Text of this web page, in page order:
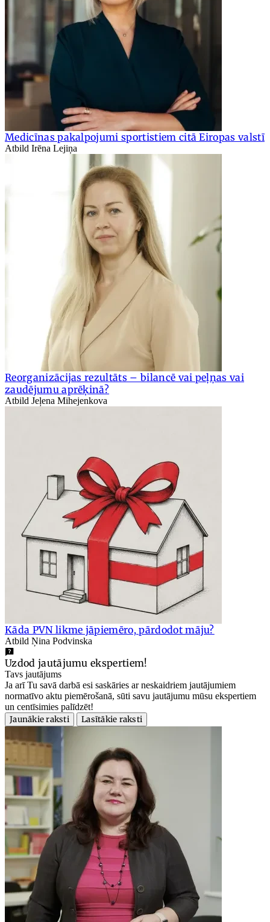
Medicīnas pakalpojumi sportistiem citā Eiropas valstī
Atbild Irēna Lejiņa
Reorganizācijas rezultāts – bilancē vai peļņas vai
zaudējumu aprēķinā?
Atbild Jeļena Mihejenkova
Kāda PVN likme jāpiemēro, pārdodot māju?
Atbild Ņina Podvinska
Uzdod jautājumu ekspertiem!
Tavs jautājums
Ja arī Tu savā darbā esi saskāries ar neskaidriem jautājumiem
normatīvo aktu piemērošanā, sūti savu jautājumu mūsu ekspertiem
un centīsimies palīdzēt!
Jaunākie raksti
Lasītākie raksti